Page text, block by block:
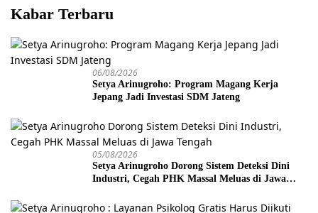
Kabar Terbaru
06/08/2026
Setya Arinugroho: Program Magang Kerja
Jepang Jadi Investasi SDM Jateng
05/08/2026
Setya Arinugroho Dorong Sistem Deteksi Dini
Industri, Cegah PHK Massal Meluas di Jawa